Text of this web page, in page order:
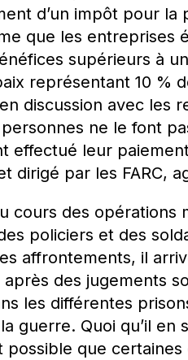
d’un impôt pour
que les entreprises
supérieurs à
représentant 10 %
discussion avec les
ne le font
effectué leur
dirigé par les FARC,
cours des opérations
policiers et des
affrontements, il
des jugements
les différentes
guerre. Quoi qu’il en
possible que